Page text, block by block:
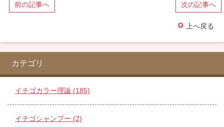
前の記事へ 次の記事へ
上へ戻る
カテゴリ
イチゴカラー理論 (185)
イチゴシャンプー (2)